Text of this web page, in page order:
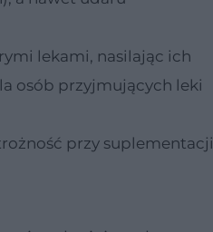
lekami, nasilając ich
osób przyjmujących leki
przy suplementacji